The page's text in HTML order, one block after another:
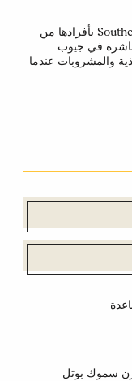
تهتم شركة Southern Smoke بأفرادها من
في جيوب
والمشروبات عندما
سموك بوتل